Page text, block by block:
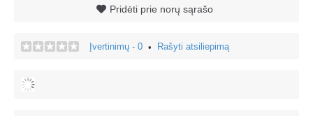
Pridėti prie norų sąrašo
Įvertinimų - 0 • Rašyti atsiliepimą